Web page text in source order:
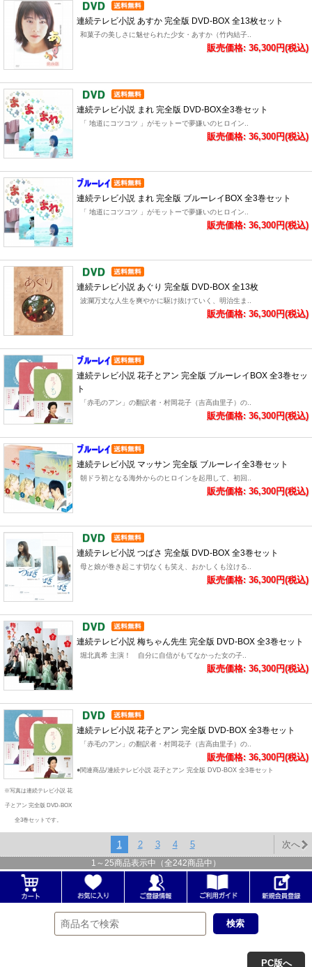
連続テレビ小説 あすか 完全版 DVD-BOX 全13枚セット
和菓子の美しさに魅せられた少女・あすか（竹内結子..
販売価格: 36,300円(税込)
連続テレビ小説 まれ 完全版 DVD-BOX全3巻セット
「 地道にコツコツ 」がモットーで夢嫌いのヒロイン..
販売価格: 36,300円(税込)
連続テレビ小説 まれ 完全版 ブルーレイBOX 全3巻セット
「 地道にコツコツ 」がモットーで夢嫌いのヒロイン..
販売価格: 36,300円(税込)
連続テレビ小説 あぐり 完全版 DVD-BOX 全13枚
波瀾万丈な人生を爽やかに駆け抜けていく、明治生ま..
販売価格: 36,300円(税込)
連続テレビ小説 花子とアン 完全版 ブルーレイBOX 全3巻セッ
ト
「赤毛のアン」の翻訳者・村岡花子（吉高由里子）の..
販売価格: 36,300円(税込)
連続テレビ小説 マッサン 完全版 ブルーレイ全3巻セット
朝ドラ初となる海外からのヒロインを起用して、初回..
販売価格: 36,300円(税込)
連続テレビ小説 つばさ 完全版 DVD-BOX 全3巻セット
母と娘が巻き起こす切なくも笑え、おかしくも泣ける..
販売価格: 36,300円(税込)
連続テレビ小説 梅ちゃん先生 完全版 DVD-BOX 全3巻セット
堀北真希 主演！ 自分に自信がもてなかった女の子..
販売価格: 36,300円(税込)
※写真は連続テレビ小説 花
子とアン 完全版 DVD-BOX
全3巻セットです。
連続テレビ小説 花子とアン 完全版 DVD-BOX 全3巻セット
「赤毛のアン」の翻訳者・村岡花子（吉高由里子）の..
販売価格: 36,300円(税込)
●関連商品/連続テレビ小説 花子とアン 完全版 DVD-BOX 全3巻セット
1 2 3 4 5 次へ
1 ～ 25商品表示中（全242商品中）
PC版へ